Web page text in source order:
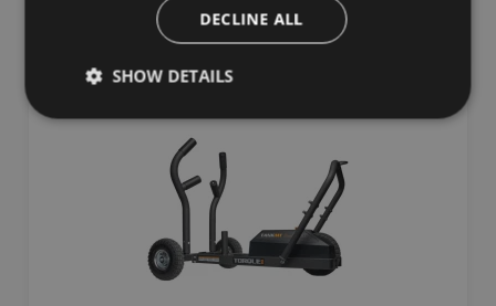
Pasūtīt
DECLINE ALL
SHOW DETAILS